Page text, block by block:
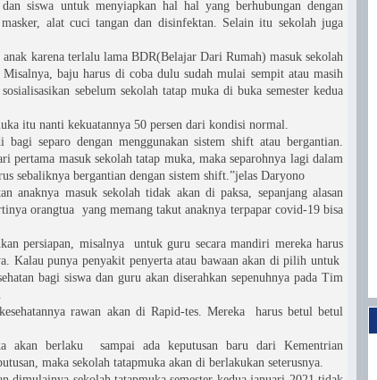
siswa untuk menyiapkan hal hal yang berhubungan dengan
alat cuci tangan dan disinfektan. Selain itu sekolah juga
karena terlalu lama BDR(Belajar Dari Rumah) masuk sekolah
baju harus di coba dulu sudah mulai sempit atau masih
sebelum sekolah tatap muka di buka semester kedua
itu nanti kekuatannya 50 persen dari kondisi normal.
separo dengan menggunakan sistem shift atau bergantian.
masuk sekolah tatap muka, maka separohnya lagi dalam
sebaliknya bergantian dengan sistem shift.”jelas Daryono
anaknya masuk sekolah tidak akan di paksa, sepanjang alasan
orangtua yang memang takut anaknya terpapar covid-19 bisa
persiapan, misalnya untuk guru secara mandiri mereka harus
Kalau punya penyakit penyerta atau bawaan akan di pilih untuk
bagi siswa dan guru akan diserahkan sepenuhnya pada Tim
rawan akan di Rapid-tes. Mereka harus betul betul
akan berlaku sampai ada keputusan baru dari Kementrian
maka sekolah tatapmuka akan di berlakukan seterusnya.